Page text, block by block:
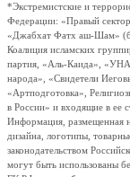
*Экстремистские и
Федерации: «Правый
«Джабхат Фатх аш-Шам»
Коалиция исламских
партия, «Аль-Каида»,
народа», «Свидетели
«Артподготовка»,
в России» и входящие в ее
Информация, размещенная
дизайна, логотипы,
законодательством
могут быть использованы